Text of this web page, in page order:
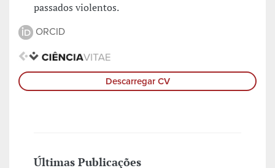
passados violentos.
ORCID
Descarregar CV
Últimas Publicações